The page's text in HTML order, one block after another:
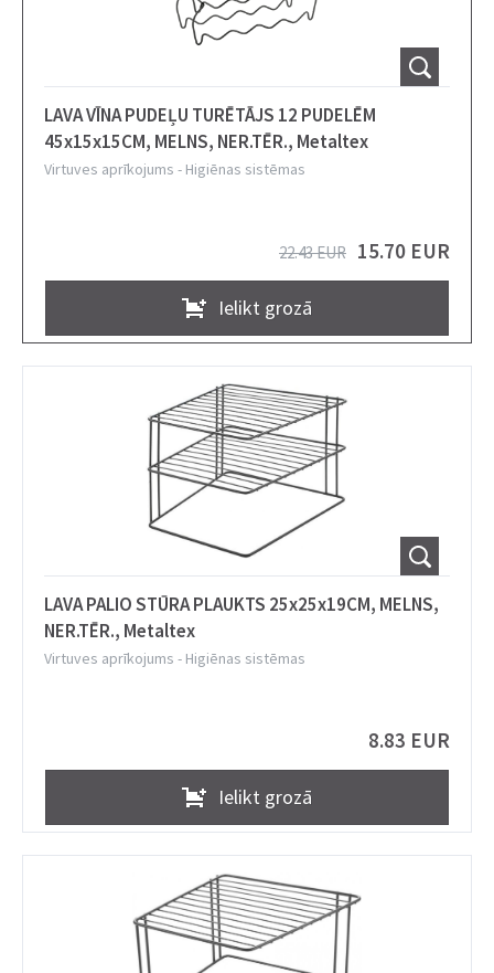
LAVA VĪNA PUDEĻU TURĒTĀJS 12 PUDELĒM
45x15x15CM, MELNS, NER.TĒR., Metaltex
Virtuves aprīkojums - Higiēnas sistēmas
15.70 EUR
22.43 EUR
Ielikt grozā
LAVA PALIO STŪRA PLAUKTS 25x25x19CM, MELNS,
NER.TĒR., Metaltex
Virtuves aprīkojums - Higiēnas sistēmas
8.83 EUR
Ielikt grozā